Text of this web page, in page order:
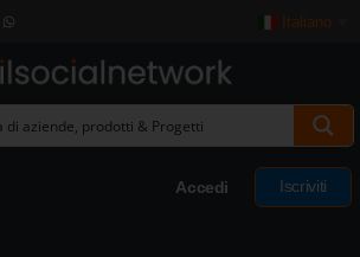
Italiano
Accedi Iscriviti